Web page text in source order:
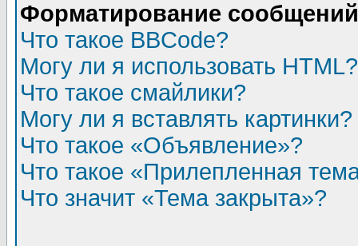
Форматирование
Что такое BBCode?
Могу ли я использовать HTML?
Что такое смайлики?
Могу ли я вставлять картинки?
Что такое «Объявление»?
Что такое «Прилепленная
Что значит «Тема закрыта»?